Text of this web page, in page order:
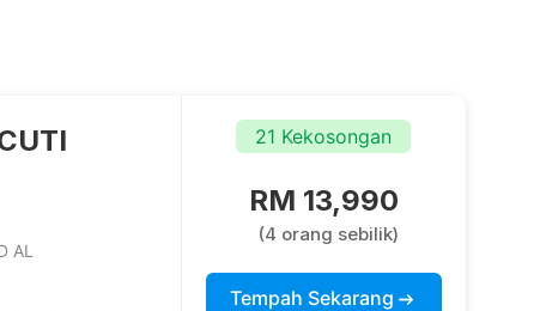
AL
21 Kekosongan
RM 13,990
(4 orang sebilik)
Tempah Sekarang